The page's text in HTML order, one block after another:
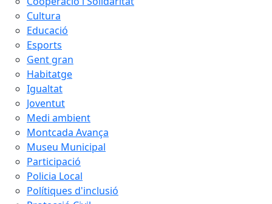
Cultura
Educació
Esports
Gent gran
Habitatge
Igualtat
Joventut
Medi ambient
Montcada Avança
Museu Municipal
Participació
Policia Local
Polítiques d'inclusió